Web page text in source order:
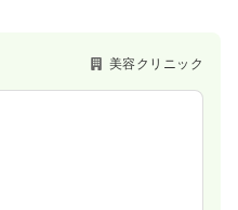
美容クリニック